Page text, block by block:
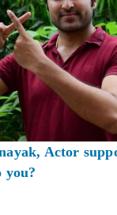
Actor
you?